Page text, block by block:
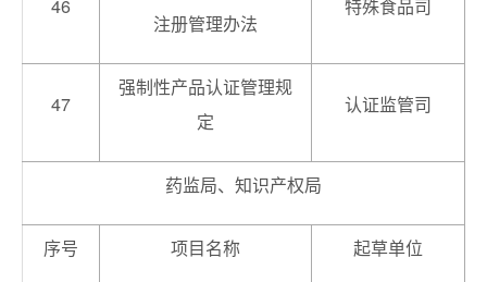
46
注册管理办法
特殊食品司
47
强制性产品认证管理规
定
认证监管司
药监局、知识产权局
序号 项目名称 起草单位